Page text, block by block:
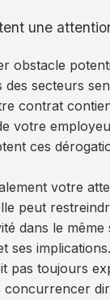
une
obstacle
secteurs
contrat
votre
ces
votre
peut
dans le
ses implications.
pas toujours
concurrencer